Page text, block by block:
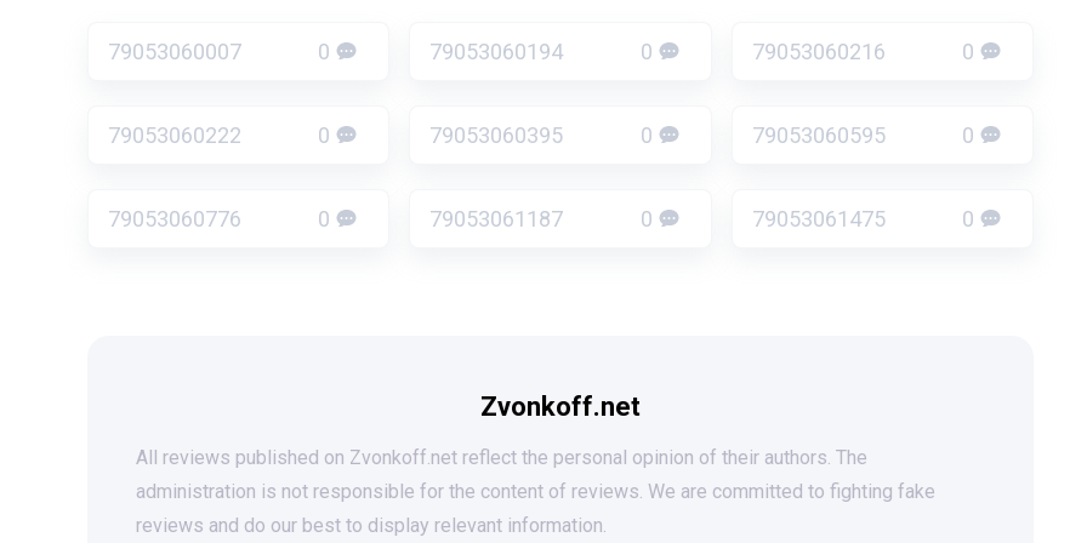
79053060007 0 79053060194 0 79053060216 0
79053060222 0 79053060395 0 79053060595 0
79053060776 0 79053061187 0 79053061475 0
Zvonkoff.net
All reviews published on Zvonkoff.net reflect the personal opinion of their authors. The
administration is not responsible for the content of reviews. We are committed to fighting fake
reviews and do our best to display relevant information.